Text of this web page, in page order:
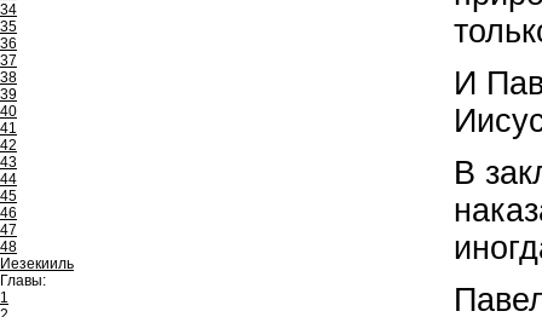
34
35
36
37
38
39
40
41
42
43
44
45
46
47
48
Иезекииль
Главы:
1
И
В